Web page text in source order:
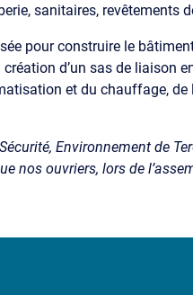
sanitaires, revêtements
pour construire le
d’un sas de
et du chauffage,
Environnement de
nos ouvriers, lors de